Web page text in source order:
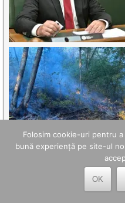
Folosim cookie-uri pentru
bună experiență pe site-ul
OK